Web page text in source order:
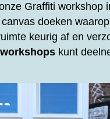
Graffiti workshop
doeken
keurig af en
workshops kunt